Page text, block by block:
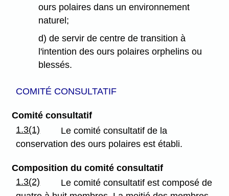
ours polaires dans un environnement
naturel;
d) de servir de centre de transition à
l'intention des ours polaires orphelins ou
blessés.
COMITÉ CONSULTATIF
Comité consultatif
1.3(1)
Le comité consultatif de la
conservation des ours polaires est établi.
Composition du comité consultatif
1.3(2)
Le comité consultatif est composé de